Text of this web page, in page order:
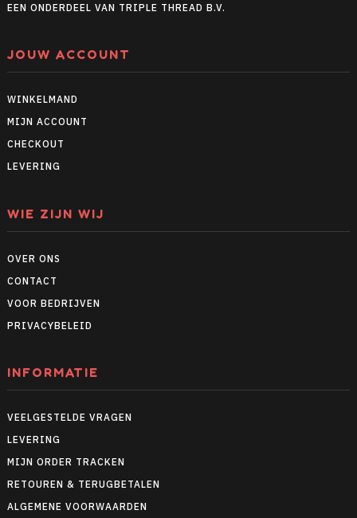
EEN ONDERDEEL VAN TRIPLE THREAD B.V.
JOUW ACCOUNT
WINKELMAND
MIJN ACCOUNT
CHECKOUT
LEVERING
WIE ZIJN WIJ
OVER ONS
CONTACT
VOOR BEDRIJVEN
PRIVACYBELEID
INFORMATIE
VEELGESTELDE VRAGEN
LEVERING
MIJN ORDER TRACKEN
RETOUREN & TERUGBETALEN
ALGEMENE VOORWAARDEN